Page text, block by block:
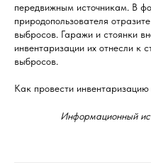
передвижным источникам. В
природопользователя
выбросов. Гаражи и стоянки
инвентаризации их отнесли к
выбросов.
Как провести
Информационный